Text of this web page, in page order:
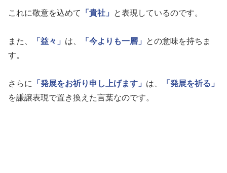
これに敬意を込めて 「貴社」 と表現しているのです。
また、 「益々」 は、 「今よりも一層」
との意味を持ちま
す。
さらに 「発展をお祈り申し上げます」 は、
「発展を祈る」
を謙譲表現で置き換えた言葉なのです。